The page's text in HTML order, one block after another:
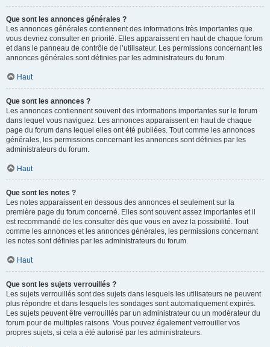
Que sont les annonces générales ?
Les annonces générales contiennent des informations très importantes que
vous devriez consulter en priorité. Elles apparaissent en haut de chaque forum
et dans le panneau de contrôle de l’utilisateur. Les permissions concernant les
annonces générales sont définies par les administrateurs du forum.
Haut
Que sont les annonces ?
Les annonces contiennent souvent des informations importantes sur le forum
dans lequel vous naviguez. Les annonces apparaissent en haut de chaque
page du forum dans lequel elles ont été publiées. Tout comme les annonces
générales, les permissions concernant les annonces sont définies par les
administrateurs du forum.
Haut
Que sont les notes ?
Les notes apparaissent en dessous des annonces et seulement sur la
première page du forum concerné. Elles sont souvent assez importantes et il
est recommandé de les consulter dès que vous en avez la possibilité. Tout
comme les annonces et les annonces générales, les permissions concernant
les notes sont définies par les administrateurs du forum.
Haut
Que sont les sujets verrouillés ?
Les sujets verrouillés sont des sujets dans lesquels les utilisateurs ne peuvent
plus répondre et dans lesquels les sondages sont automatiquement expirés.
Les sujets peuvent être verrouillés par un administrateur ou un modérateur du
forum pour de multiples raisons. Vous pouvez également verrouiller vos
propres sujets, si cela a été autorisé par les administrateurs.